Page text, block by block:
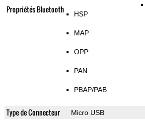
Propriétés Bluetooth HSP
MAP
OPP
PAN
PBAP/PAB
Type de Connecteur Micro USB